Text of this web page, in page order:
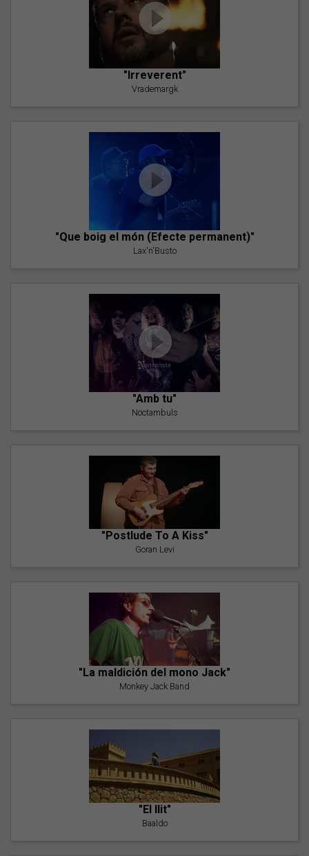
"Irreverent"
Vrademargk
"Que boig el món (Efecte permanent)"
Lax'n'Busto
"Amb tu"
Nöctambuls
"Postlude To A Kiss"
Goran Levi
"La maldición del mono Jack"
Monkey Jack Band
"El llit"
Baaldo